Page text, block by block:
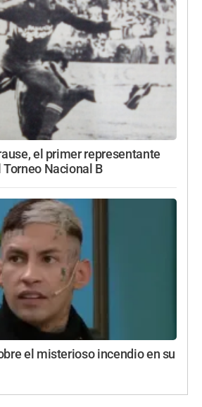
el primer representante
Nacional B
el misterioso incendio en su